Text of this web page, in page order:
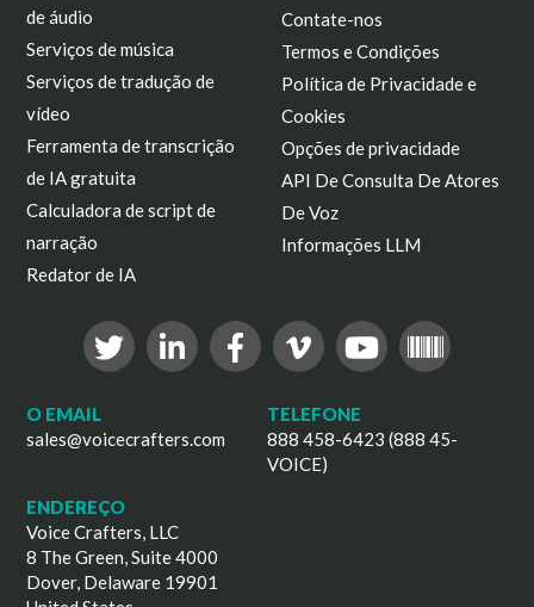
de áudio
Serviços de música
Serviços de tradução de
vídeo
Ferramenta de transcrição
de IA gratuita
Calculadora de script de
narração
Redator de IA
Contate-nos
Termos e Condições
Política de Privacidade e
Cookies
Opções de privacidade
API De Consulta De Atores
De Voz
Informações LLM
O EMAIL
sales@voicecrafters.com
TELEFONE
888 458-6423 (888 45-
VOICE)
ENDEREÇO
Voice Crafters, LLC
8 The Green, Suite 4000
Dover, Delaware 19901